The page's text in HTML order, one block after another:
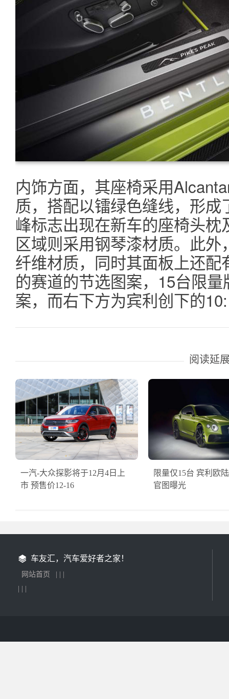
内饰方面，其座椅采用
质，搭配以镭绿色缝线，形
峰标志出现在新车的座椅头
区域则采用钢琴漆材质。此
纤维材质，同时其面板上还
的赛道的节选图案，15台限
案，而右下方为宾利创下的
阅读延
一汽-大众探影将于12月4日上
市 预售价12-16
限量仅15台 宾利欧
官图曝光
车友汇，汽车爱好者之家！
网站首页